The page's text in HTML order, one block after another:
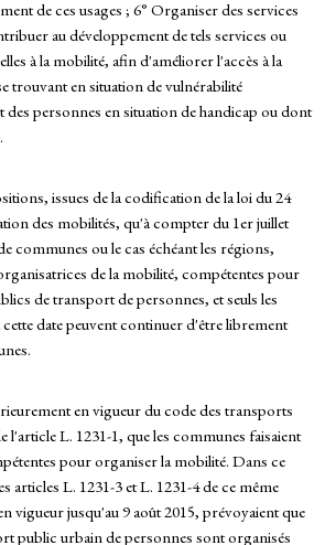
de ces usages ; 6° Organiser des services
au développement de tels services ou
à la mobilité, afin d'améliorer l'accès à la
trouvant en situation de vulnérabilité
des personnes en situation de handicap ou dont
issues de la codification de la loi du 24
des mobilités, qu'à compter du 1er juillet
communes ou le cas échéant les régions,
de la mobilité, compétentes pour
de transport de personnes, et seuls les
cette date peuvent continuer d'être librement
en vigueur du code des transports
l'article L. 1231-1, que les communes faisaient
pour organiser la mobilité. Dans ce
articles L. 1231-3 et L. 1231-4 de ce même
vigueur jusqu'au 9 août 2015, prévoyaient que
public urbain de personnes sont organisés